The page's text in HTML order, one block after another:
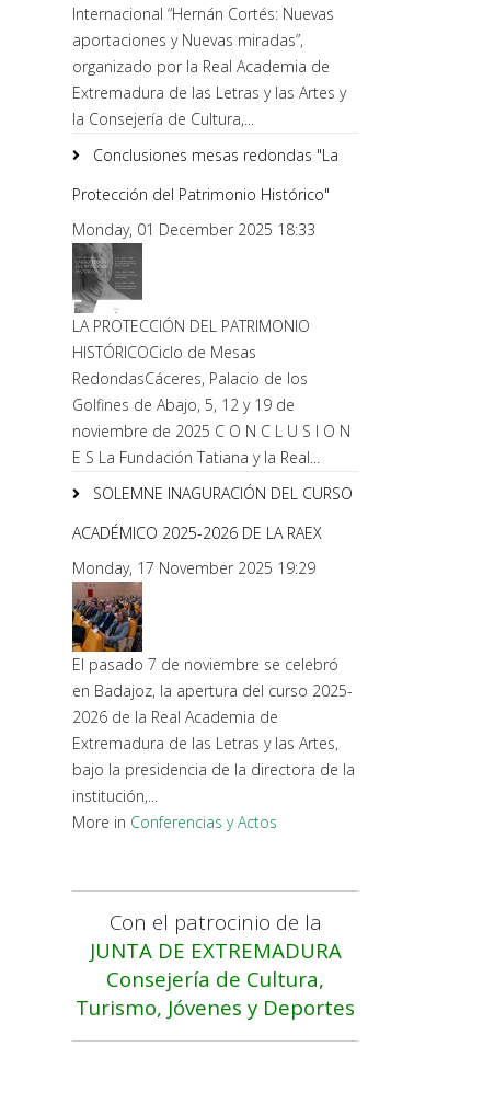
Internacional “Hernán Cortés: Nuevas
aportaciones y Nuevas miradas”,
organizado por la Real Academia de
Extremadura de las Letras y las Artes y
la Consejería de Cultura,...
Conclusiones mesas redondas "La
Protección del Patrimonio Histórico"
Monday, 01 December 2025 18:33
LA PROTECCIÓN DEL PATRIMONIO
HISTÓRICOCiclo de Mesas
RedondasCáceres, Palacio de los
Golfines de Abajo, 5, 12 y 19 de
noviembre de 2025 C O N C L U S I O N
E S La Fundación Tatiana y la Real...
SOLEMNE INAGURACIÓN DEL CURSO
ACADÉMICO 2025-2026 DE LA RAEX
Monday, 17 November 2025 19:29
El pasado 7 de noviembre se celebró
en Badajoz, la apertura del curso 2025-
2026 de la Real Academia de
Extremadura de las Letras y las Artes,
bajo la presidencia de la directora de la
institución,...
More in Conferencias y Actos
Con el patrocinio de la
JUNTA DE EXTREMADURA
Consejería de Cultura,
Turismo, Jóvenes y Deportes